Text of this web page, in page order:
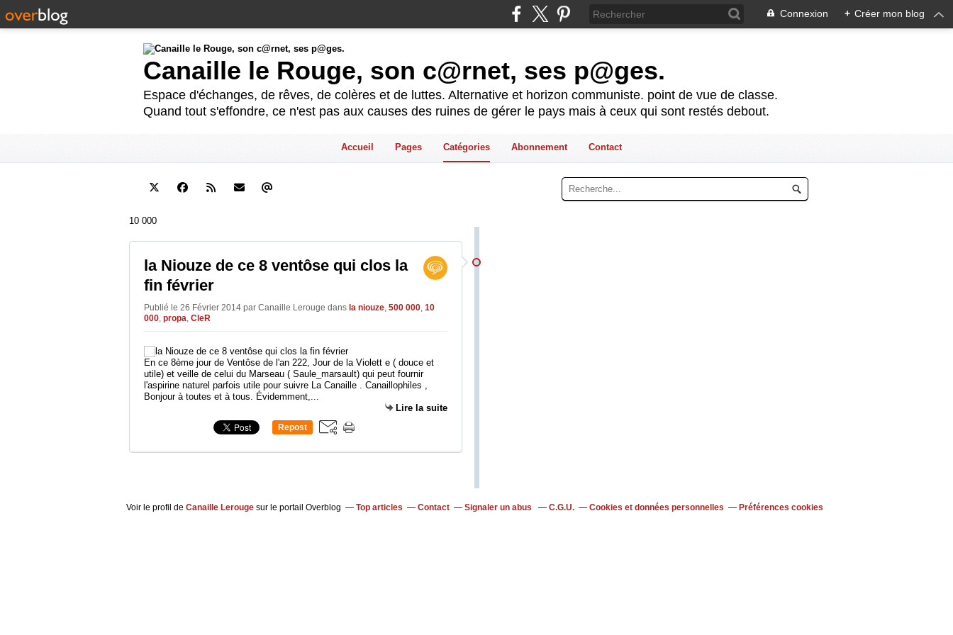
Connexion + Créer mon blog
Canaille le Rouge, son c@rnet, ses p@ges.
Espace d'échanges, de rêves, de colères et de luttes. Alternative et horizon communiste. point de vue de classe.
Quand tout s'effondre, ce n'est pas aux causes des ruines de gérer le pays mais à ceux qui sont restés debout.
Accueil Pages Catégories Abonnement Contact
10 000
la Niouze de ce 8 ventôse qui clos la
fin février
Publié le 26 Février 2014 par Canaille Lerouge dans la niouze 500 000 10
000 propa CleR
En ce 8ème jour de Ventôse de l'an 222, Jour de la Violett e ( douce et
utile) et veille de celui du Marseau ( Saule_marsault) qui peut fournir
l'aspirine naturel parfois utile pour suivre La Canaille . Canaillophiles ,
Bonjour à toutes et à tous. Évidemment,...
Lire la suite
Repost
Voir le profil de Canaille Lerougesur le portail Overblog Top articles Contact Signaler un abus C.G.U. Cookies et données personnelles Préférences cookies